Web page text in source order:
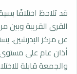
قد تلاحظ اختلافًا
القرى القريبة وبين
عن مركز البدرشين.
أذان عام على مستوى
والجمعة قابلة